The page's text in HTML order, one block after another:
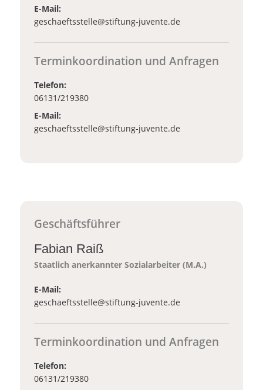
E-Mail:
geschaeftsstelle
_at_
stiftung-juvente.de
Terminkoordination und Anfragen
Telefon:
06131/219380
E-Mail:
geschaeftsstelle
_at_
stiftung-juvente.de
Geschäftsführer
Fabian Raiß
Staatlich anerkannter Sozialarbeiter (M.A.)
E-Mail:
geschaeftsstelle
_at_
stiftung-juvente.de
Terminkoordination und Anfragen
Telefon:
06131/219380